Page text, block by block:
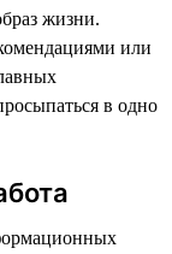
жизни.
или
в одно